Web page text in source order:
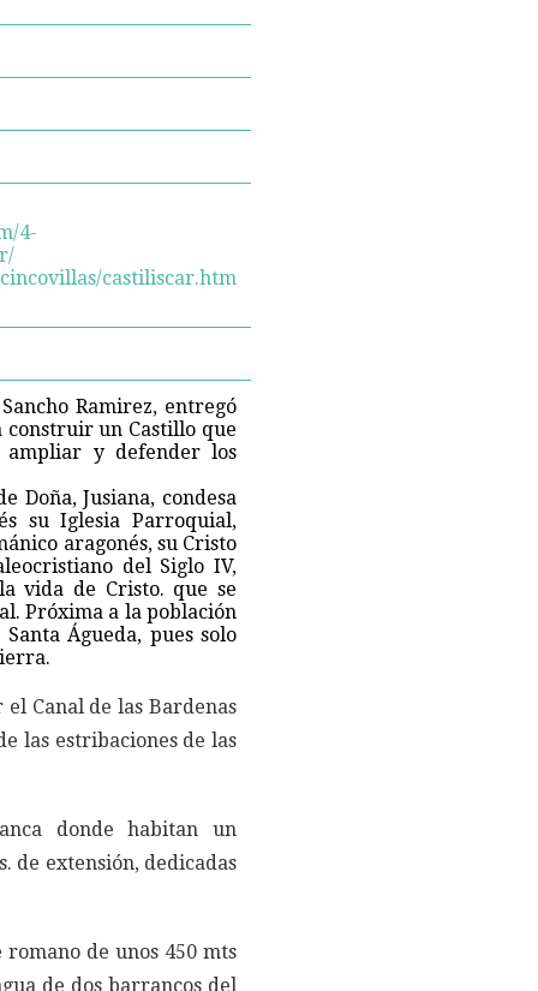
4-
castiliscar.htm
Ramirez, entregó
construir un Castillo que
ampliar y defender los
Doña, Jusiana, condesa
su Iglesia Parroquial,
aragonés, su Cristo
del Siglo IV,
vida de Cristo. que se
Próxima a la población
Águeda, pues solo
el Canal de las Bardenas
las estribaciones de las
donde habitan un
de extensión, dedicadas
de unos 450 mts
de dos barrancos del